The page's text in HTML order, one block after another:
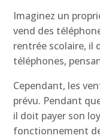
Imaginez un
vend des
rentrée scolaire, il
téléphones,
Cependant, les
prévu. Pendant
il doit payer son
fonctionnement